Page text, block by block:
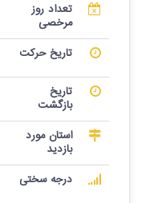
تعداد روز
مرخصی
تاریخ حرکت
تاریخ
بازگشت
استان مورد
بازدید
درجه سختی